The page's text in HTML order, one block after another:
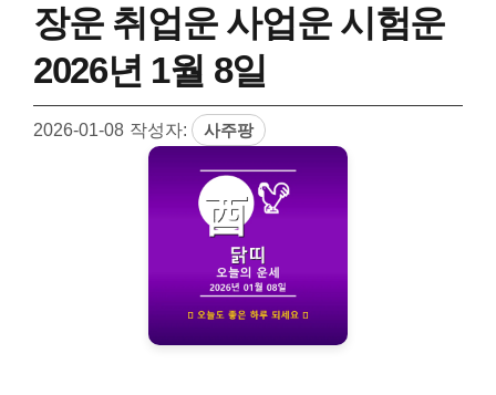
장운 취업운 사업운 시험운
2026년 1월 8일
2026-01-08 작성자: 사주팡